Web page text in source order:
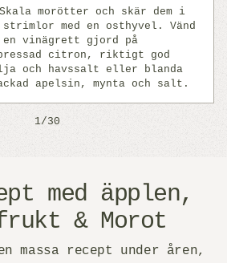
morötter och skär dem i
strimlor med en osthyvel. Vänd
en vinägrett gjord på
citron, riktigt god
och havssalt eller blanda
apelsin, mynta och salt.
1/30
med äpplen,
& Morot
massa recept under åren,